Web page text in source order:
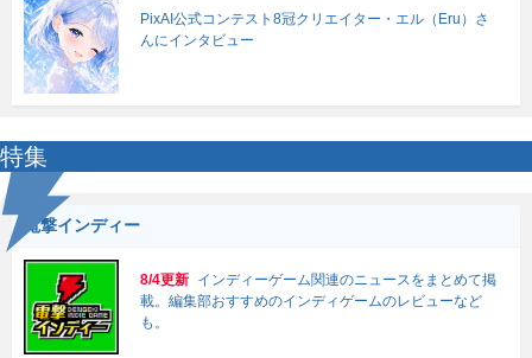
PixAI公式コンテスト8冠クリエイター・エル（Eru）さ
んにインタビュー
特集
電撃インディー
8/4更新 インディーゲーム関連のニュースをまとめて掲
載。編集部おすすめのインディゲームのレビューなど
も。